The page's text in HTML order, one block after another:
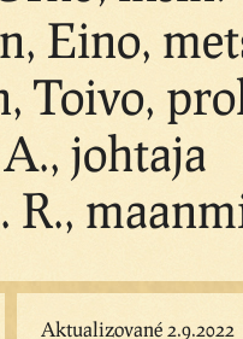
Eino,
Toivo,
johtaja
R.,
Aktualizované 2.9.2022